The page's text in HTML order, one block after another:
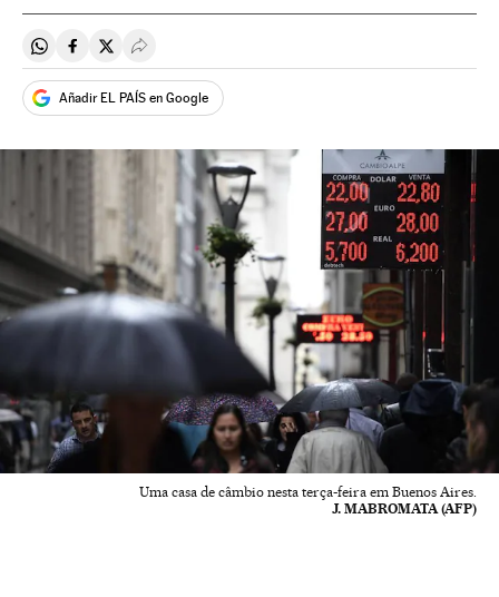
Compartir en Whatsapp
Compartir en Facebook
Compartir en Twitter
Desplegar Redes Sociales
Añadir EL PAÍS en Google
Uma casa de câmbio nesta terça-feira em Buenos Aires.
J. MABROMATA (AFP)